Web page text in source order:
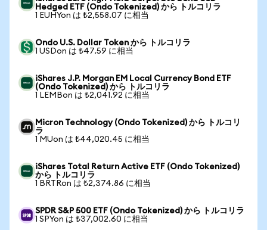
Hedged ETF (Ondo Tokenized) から トルコリラ
1 EUHYon は ₺2,558.07 に相当
Ondo U.S. Dollar Token から トルコリラ
1 USDon は ₺47.59 に相当
iShares J.P. Morgan EM Local Currency Bond ETF
(Ondo Tokenized) から トルコリラ
1 LEMBon は ₺2,041.92 に相当
Micron Technology (Ondo Tokenized) から トルコリ
ラ
1 MUon は ₺44,020.45 に相当
iShares Total Return Active ETF (Ondo Tokenized)
から トルコリラ
1 BRTRon は ₺2,374.86 に相当
SPDR S&P 500 ETF (Ondo Tokenized) から トルコリラ
1 SPYon は ₺37,002.60 に相当